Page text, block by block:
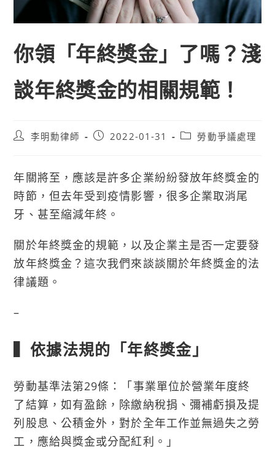
你領「年終獎金」了嗎？淺
談年終獎金的相關規範！
Post李明勳律師
Post2022-01-31
Post勞動爭議處理
年關將至，應該是許多企業紛紛發放年終獎金的
時節，但去年受到疫情影響，很多企業取消尾
牙、甚至縮減年終。
關於年終獎金的規範，以及企業主是否一定要發
放年終獎金？這次我們來談談關於年終獎金的法
律議題。
–
▍依據法規的「年終獎金」
勞動基準法第29條：「事業單位於營業年度終
了結算，如有盈餘，除繳納稅捐、彌補虧損及提
列股息、公積金外，對於全年工作並無過失之勞
工，應給與獎金或分配紅利。」